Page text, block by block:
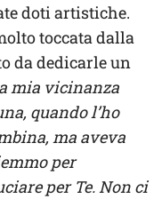
doti artistiche.
toccata dalla
da dedicarle un
mia vicinanza
quando l’ho
ma aveva
per
per Te. Non ci